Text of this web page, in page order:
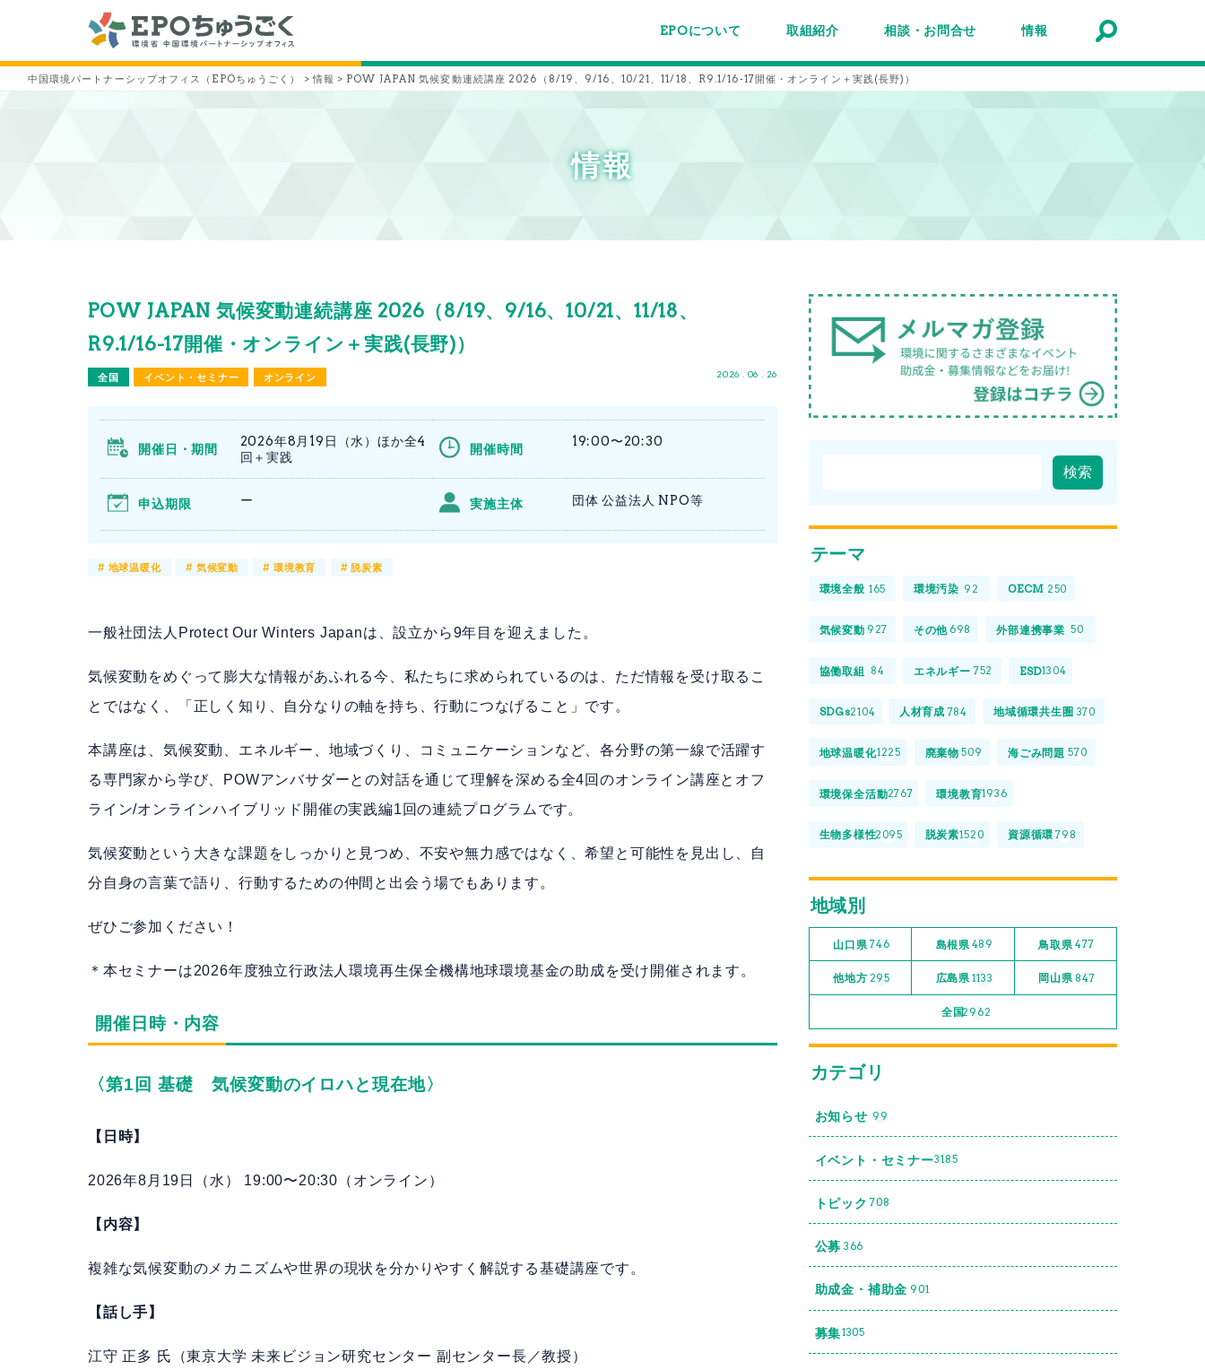
EPOについて
EPOちゅうごくについて
事業内容
スタッフ紹介
施設案内/利用案内
取組紹介
パートナーシップ紹介
主催事業報告
各種事例
メールマガジン
メルマガ登録
相談・お問合せ
アクセスマップ
Q&A
お問合せ
情報
中国環境パートナーシップオフィス（EPOちゅうごく） >情報 > POW JAPAN 気候変動連続講座 2026（8/19、9/16、10/21、11/18、R9.1/16-17開催・オンライン＋実践(長野)）
情報
POW JAPAN 気候変動連続講座 2026（8/19、9/16、10/21、11/18、
R9.1/16-17開催・オンライン＋実践(長野)）
全国 イベント・セミナー オンライン 2026 . 06 . 26
開催日・期間
2026年8月19日（水）ほか全4
回＋実践
開催時間 19:00〜20:30
申込期限 ー 実施主体 団体 公益法人 NPO等
# 地球温暖化 # 気候変動 #環境教育 #脱炭素
一般社団法人Protect Our Winters Japanは、設立から9年目を迎えました。
気候変動をめぐって膨大な情報があふれる今、私たちに求められているのは、ただ情報を受け取るこ
とではなく、「正しく知り、自分なりの軸を持ち、行動につなげること」です。
本講座は、気候変動、エネルギー、地域づくり、コミュニケーションなど、各分野の第一線で活躍す
る専門家から学び、POWアンバサダーとの対話を通じて理解を深める全4回のオンライン講座とオフ
ライン/オンラインハイブリッド開催の実践編1回の連続プログラムです。
気候変動という大きな課題をしっかりと見つめ、不安や無力感ではなく、希望と可能性を見出し、自
分自身の言葉で語り、行動するための仲間と出会う場でもあります。
ぜひご参加ください！
＊本セミナーは2026年度独立行政法人環境再生保全機構地球環境基金の助成を受け開催されます。
開催日時・内容
〈第1回 基礎 気候変動のイロハと現在地〉
【日時】
2026年8月19日（水） 19:00〜20:30（オンライン）
【内容】
複雑な気候変動のメカニズムや世界の現状を分かりやすく解説する基礎講座です。
【話し手】
江守 正多 氏（東京大学 未来ビジョン研究センター 副センター長／教授）
テーマ
環境全般 165 環境汚染 92 OECM 250
気候変動 927 その他 698 外部連携事業 50
協働取組 84 エネルギー 752 ESD1304
SDGs2104 人材育成 784 地域循環共生圏 370
地球温暖化1225 廃棄物 509 海ごみ問題 570
環境保全活動2767 環境教育1936
生物多様性2095 脱炭素1520 資源循環 798
地域別
山口県 746 島根県 489 鳥取県 477
他地方 295 広島県1133 岡山県 847
全国2962
カテゴリ
お知らせ 99
イベント・セミナー3185
トピック 708
公募 366
助成金・補助金 901
募集1305